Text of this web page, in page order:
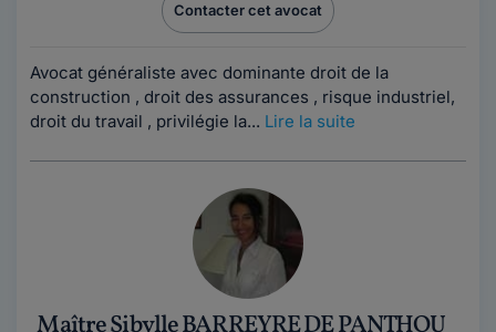
Contacter cet avocat
Avocat généraliste avec dominante droit de la
construction , droit des assurances , risque industriel,
droit du travail , privilégie la... Lire la suite